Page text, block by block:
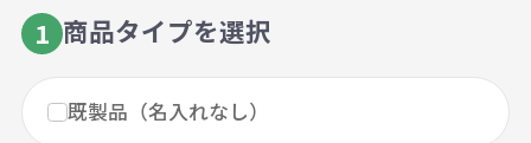
1 商品タイプを選択
既製品（名入れなし）